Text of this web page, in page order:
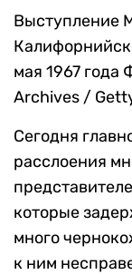
Выступление
мая 1967 года
Archives /
Сегодня
расслоения
которые
много
к ним